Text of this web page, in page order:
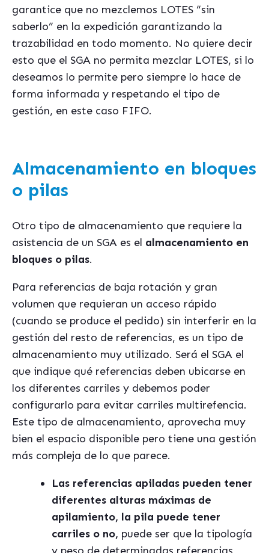
garantice que no mezclemos LOTES “sin
saberlo” en la expedición garantizando la
trazabilidad en todo momento. No quiere decir
esto que el SGA no permita mezclar LOTES, si lo
deseamos lo permite pero siempre lo hace de
forma informada y respetando el tipo de
gestión, en este caso FIFO.
Almacenamiento en bloques
o pilas
Otro tipo de almacenamiento que requiere la
asistencia de un SGA es el almacenamiento en
bloques o pilas.
Para referencias de baja rotación y gran
volumen que requieran un acceso rápido
(cuando se produce el pedido) sin interferir en la
gestión del resto de referencias, es un tipo de
almacenamiento muy utilizado. Será el SGA el
que indique qué referencias deben ubicarse en
los diferentes carriles y debemos poder
configurarlo para evitar carriles multirefencia.
Este tipo de almacenamiento, aprovecha muy
bien el espacio disponible pero tiene una gestión
más compleja de lo que parece.
Las referencias apiladas pueden tener
diferentes alturas máximas de
apilamiento, la pila puede tener
carriles o no, puede ser que la tipología